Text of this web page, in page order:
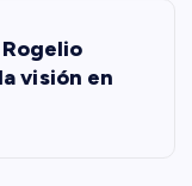
visión en